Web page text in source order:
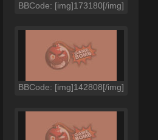
BBCode: [img]173180[/img]
BBCode: [img]142808[/img]